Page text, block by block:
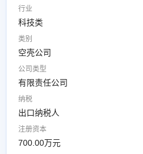
行业
科技类
类别
空壳公司
公司类型
有限责任公司
纳税
出口纳税人
注册资本
700.00万元